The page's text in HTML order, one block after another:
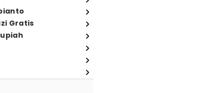
Gratis